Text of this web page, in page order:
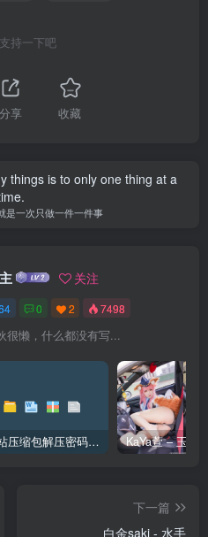
持一下吧
分享 收藏
things is to only one thing at a
是一次只做一件一件事
关注
0 2 7498
很懒，什么都没有写...
网站压缩包解压密码和解压问题
下一篇
白金saki - 水手